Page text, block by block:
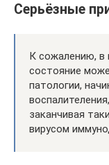
Серьёзные
К сожалению, в
состояние
патологии,
заканчивая
вирусом